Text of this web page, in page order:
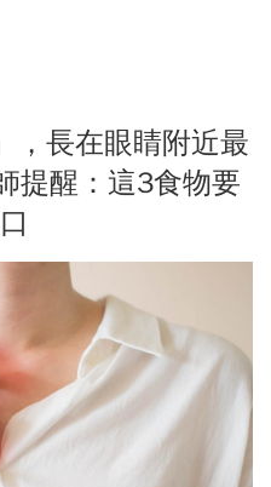
，長在眼睛附近最
提醒：這3食物要